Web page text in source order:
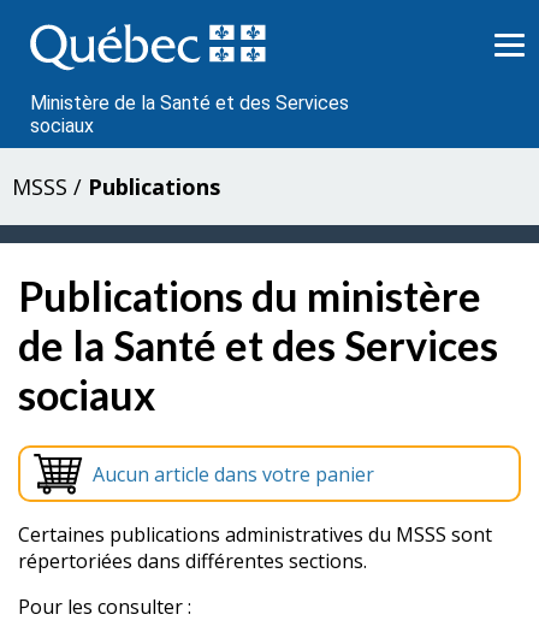
au
contenu
Ministère de la Santé et des Services
sociaux
MSSS / Publications
Publications du ministère
de la Santé et des Services
sociaux
Aucun article dans votre panier
Certaines publications administratives du MSSS sont
répertoriées dans différentes sections.
Pour les consulter :